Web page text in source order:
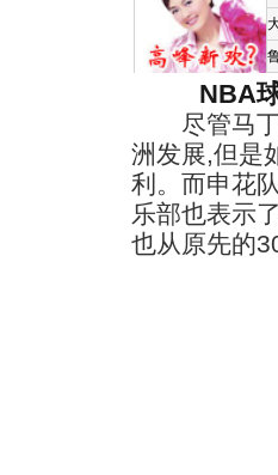
NBA
尽管马丁
洲发展,但是
利。而申花
乐部也表示
也从原先的